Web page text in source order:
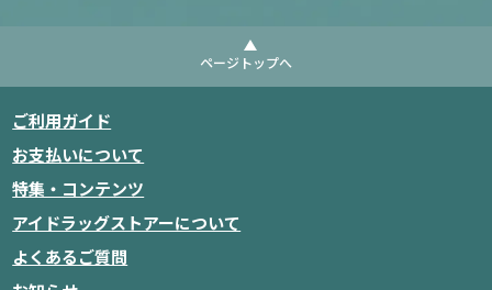
ページトップへ
ご利用ガイド
お支払いについて
特集・コンテンツ
アイドラッグストアーについて
よくあるご質問